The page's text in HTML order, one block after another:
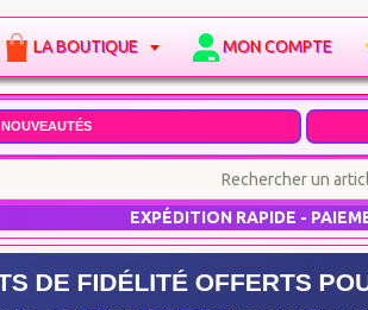
NOUVEAUTÉS
EXPÉDITION RAPIDE -
LA BOUTIQUE MON COMPTE